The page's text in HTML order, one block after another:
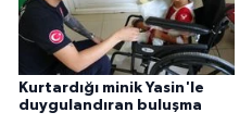
Kurtardığı minik Yasin'le
duygulandıran buluşma